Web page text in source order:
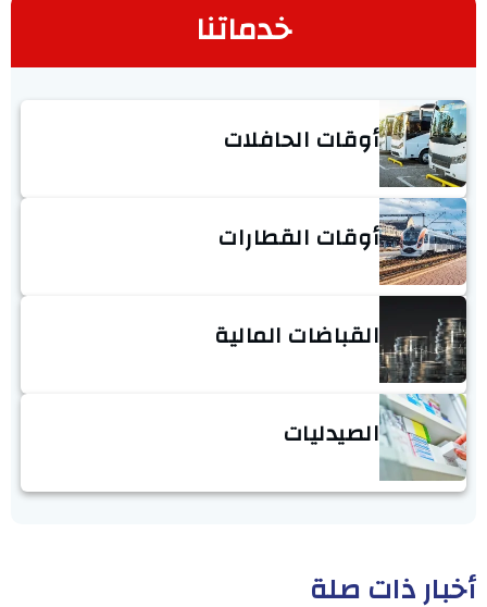
خدماتنا
أوقات الحافلات
أوقات القطارات
القباضات المالية
الصيدليات
أخبار ذات صلة